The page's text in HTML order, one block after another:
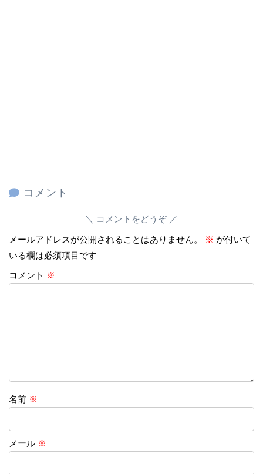
コメント
コメントをどうぞ
メールアドレスが公開されることはありません。 ※ が付いて
いる欄は必須項目です
コメント ※
名前 ※
メール ※